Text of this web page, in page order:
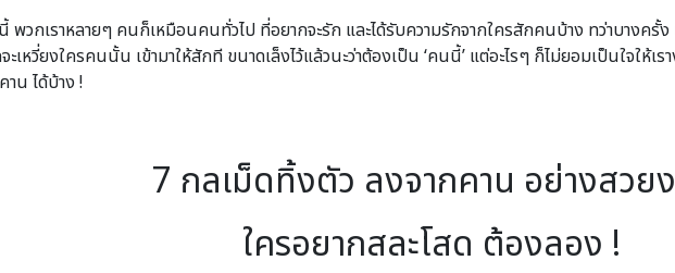
พวกเราหลายๆ คนก็เหมือนคนทั่วไป ที่อยากจะรัก และได้รับความรักจากใครสักคนบ้าง ทว่าบางครั้ง
หวี่ยงใครคนนั้น เข้ามาให้สักที ขนาดเล็งไว้แล้วนะว่าต้องเป็น ‘คนนี้’ แต่อะไรๆ ก็ไม่ยอมเป็นใจให้เ
าน ได้บ้าง !
7 กลเม็ดทิ้งตัว ลงจากคาน อย่างสวย
ใครอยากสละโสด ต้องลอง !